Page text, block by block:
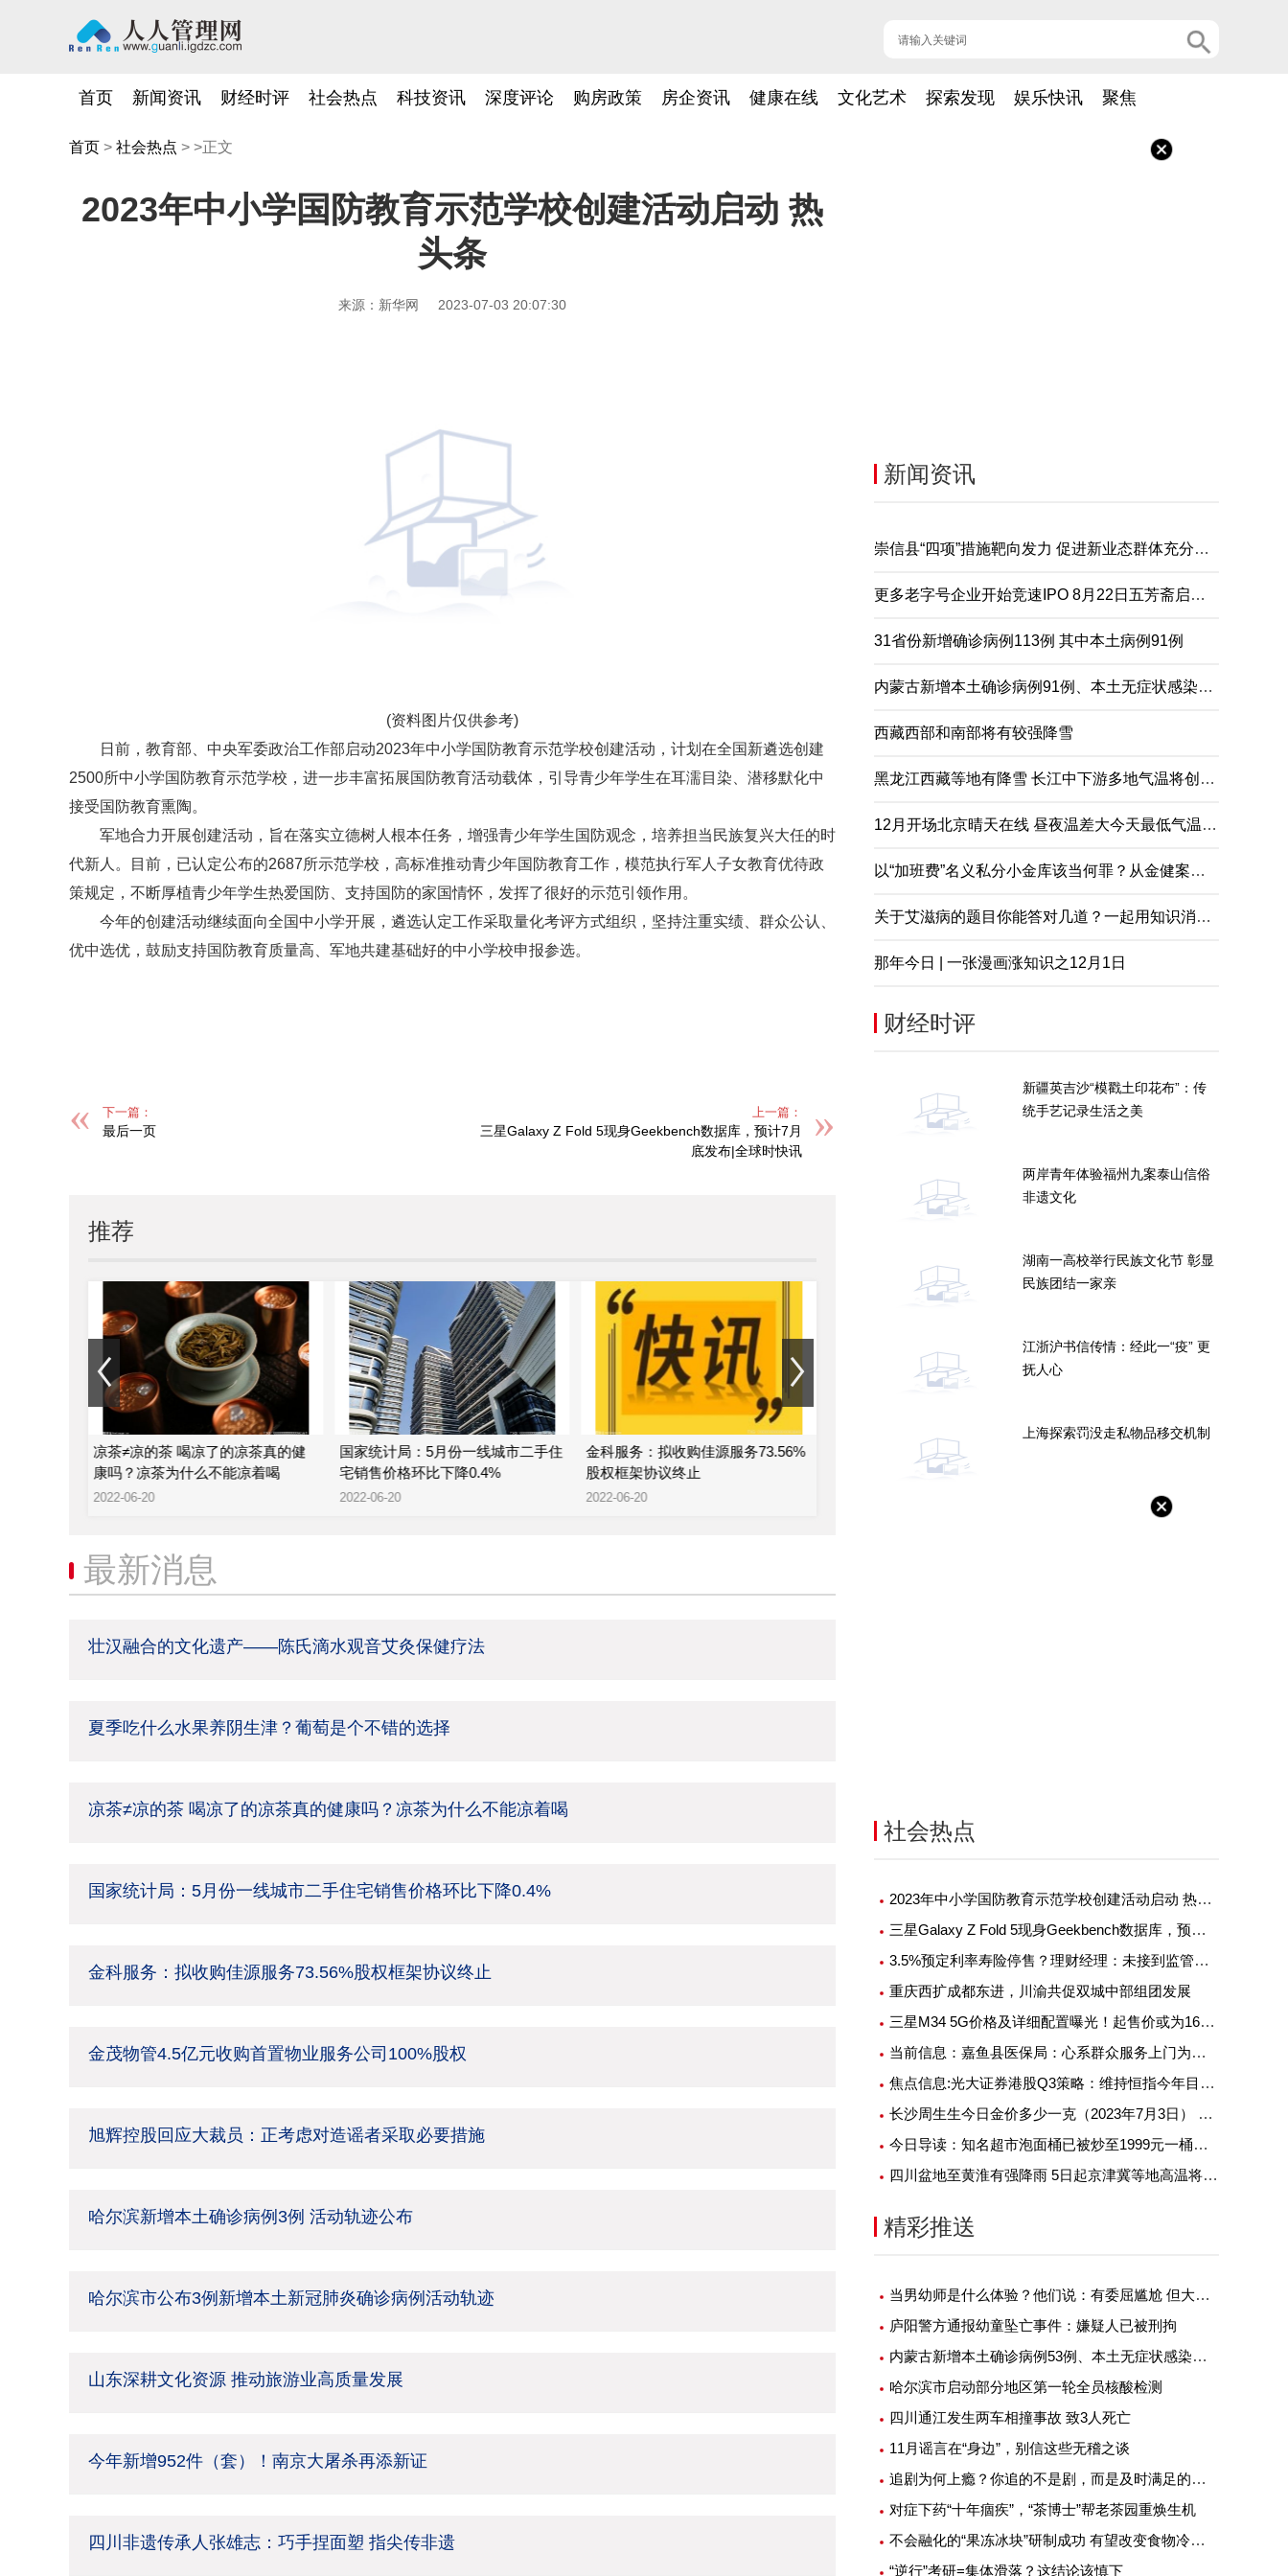
首页 新闻资讯 财经时评 社会热点 科技资讯 深度评论 购房政策 房企资讯 健康在线 文化艺术 探索发现 娱乐快讯 聚焦
首页 > 社会热点 > >正文
2023年中小学国防教育示范学校创建活动启动 热
头条
来源：新华网 2023-07-03 20:07:30
(资料图片仅供参考)
日前，教育部、中央军委政治工作部启动2023年中小学国防教育示范学校创建活动，计划在全国新遴选创建
2500所中小学国防教育示范学校，进一步丰富拓展国防教育活动载体，引导青少年学生在耳濡目染、潜移默化中
接受国防教育熏陶。
军地合力开展创建活动，旨在落实立德树人根本任务，增强青少年学生国防观念，培养担当民族复兴大任的时
代新人。目前，已认定公布的2687所示范学校，高标准推动青少年国防教育工作，模范执行军人子女教育优待政
策规定，不断厚植青少年学生热爱国防、支持国防的家国情怀，发挥了很好的示范引领作用。
今年的创建活动继续面向全国中小学开展，遴选认定工作采取量化考评方式组织，坚持注重实绩、群众公认、
优中选优，鼓励支持国防教育质量高、军地共建基础好的中小学校申报参选。
下一篇：
最后一页
上一篇：
三星Galaxy Z Fold 5现身Geekbench数据库，预计7月
底发布|全球时快讯
推荐
凉茶≠凉的茶 喝凉了的凉茶真的健
康吗？凉茶为什么不能凉着喝
2022-06-20
国家统计局：5月份一线城市二手住
宅销售价格环比下降0.4%
2022-06-20
金科服务：拟收购佳源服务73.56%
股权框架协议终止
2022-06-20
金茂物管4.5亿元收购首置物业服务
最新消息
壮汉融合的文化遗产——陈氏滴水观音艾灸保健疗法
夏季吃什么水果养阴生津？葡萄是个不错的选择
凉茶≠凉的茶 喝凉了的凉茶真的健康吗？凉茶为什么不能凉着喝
国家统计局：5月份一线城市二手住宅销售价格环比下降0.4%
金科服务：拟收购佳源服务73.56%股权框架协议终止
金茂物管4.5亿元收购首置物业服务公司100%股权
旭辉控股回应大裁员：正考虑对造谣者采取必要措施
哈尔滨新增本土确诊病例3例 活动轨迹公布
哈尔滨市公布3例新增本土新冠肺炎确诊病例活动轨迹
山东深耕文化资源 推动旅游业高质量发展
今年新增952件（套）！南京大屠杀再添新证
四川非遗传承人张雄志：巧手捏面塑 指尖传非遗
新闻资讯
崇信县“四项”措施靶向发力 促进新业态群体充分就业
更多老字号企业开始竞速IPO 8月22日五芳斋启动申购
31省份新增确诊病例113例 其中本土病例91例
内蒙古新增本土确诊病例91例、本土无症状感染者2例
西藏西部和南部将有较强降雪
黑龙江西藏等地有降雪 长江中下游多地气温将创下半年来新低
12月开场北京晴天在线 昼夜温差大今天最低气温仅-5℃
以“加班费”名义私分小金库该当何罪？从金健案说起
关于艾滋病的题目你能答对几道？一起用知识消除误解
那年今日 | 一张漫画涨知识之12月1日
财经时评
新疆英吉沙“模戳土印花布”：传
统手艺记录生活之美
两岸青年体验福州九案泰山信俗
非遗文化
湖南一高校举行民族文化节 彰显
民族团结一家亲
江浙沪书信传情：经此一“疫” 更
抚人心
上海探索罚没走私物品移交机制
社会热点
2023年中小学国防教育示范学校创建活动启动 热头条
三星Galaxy Z Fold 5现身Geekbench数据库，预计7月底发布|全球时快讯
3.5%预定利率寿险停售？理财经理：未接到监管通知，已有产品陆续退出
重庆西扩成都东进，川渝共促双城中部组团发展
三星M34 5G价格及详细配置曝光！起售价或为1600元_世界快播
当前信息：嘉鱼县医保局：心系群众服务上门为百姓健康护航
焦点信息:光大证券港股Q3策略：维持恒指今年目标23000点 重点留意复苏及收息两大主题
长沙周生生今日金价多少一克（2023年7月3日） 信息
今日导读：知名超市泡面桶已被炒至1999元一桶；知名快餐品牌回应鸡腿冒血水；日料店回应一片蜜瓜138元被顾客吐槽贵（2023年7月3日）_当前热点
四川盆地至黄淮有强降雨 5日起京津冀等地高温将再度发展加强|天天时快讯
精彩推送
当男幼师是什么体验？他们说：有委屈尴尬 但大部分是幸福
庐阳警方通报幼童坠亡事件：嫌疑人已被刑拘
内蒙古新增本土确诊病例53例、本土无症状感染者1例
哈尔滨市启动部分地区第一轮全员核酸检测
四川通江发生两车相撞事故 致3人死亡
11月谣言在“身边”，别信这些无稽之谈
追剧为何上瘾？你追的不是剧，而是及时满足的快感
对症下药“十年痼疾”，“茶博士”帮老茶园重焕生机
不会融化的“果冻冰块”研制成功 有望改变食物冷藏方式
“逆行”考研=集体滑落？这结论该慎下